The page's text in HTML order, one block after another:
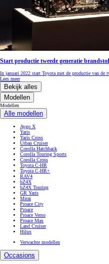
Start productie tweede generatie
In januari 2022 start Toyota met de productie van de
Lees meer
Bekijk alles
Modellen
Modellen
Alle modellen
Aygo X
Yaris
Yaris Cross
Urban Cruiser
Corolla Hatchback
Corolla Touring Sports
Corolla Cross
Toyota C-HR
Toyota C-HR+
RAV4
bZ4X
bZ4X Touring
GR Yaris
Mirai
Proace City
Proace
Proace Verso
Proace Max
Land Cruiser
Hilux
Verwachte modellen
Occasions